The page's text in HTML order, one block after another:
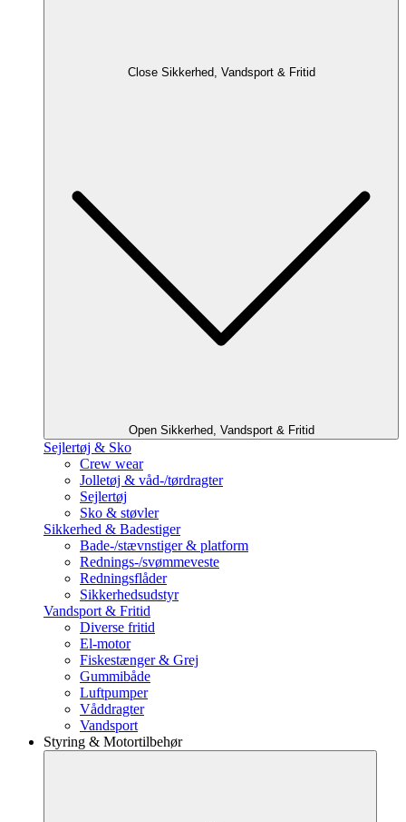
Close Sikkerhed, Vandsport & Fritid
Open Sikkerhed, Vandsport & Fritid
Sejlertøj & Sko
Crew wear
Jolletøj & våd-/tørdragter
Sejlertøj
Sko & støvler
Sikkerhed & Badestiger
Bade-/stævnstiger & platform
Rednings-/svømmeveste
Redningsflåder
Sikkerhedsudstyr
Vandsport & Fritid
Diverse fritid
El-motor
Fiskestænger & Grej
Gummibåde
Luftpumper
Våddragter
Vandsport
Styring & Motortilbehør